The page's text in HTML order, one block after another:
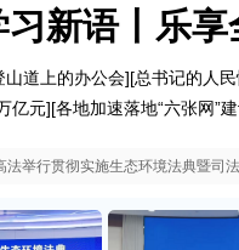
习新语丨乐
山道上的办公会][总书记的人
亿元][各地加速落地“六张网”
法举行贯彻实施生态环境法典暨司